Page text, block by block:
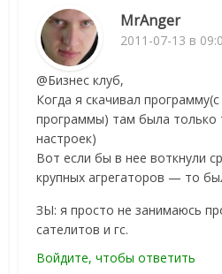
MrAnger
2011-07-13 в
@Бизнес клуб,
Когда я скачивал
программы) там была только
настроек)
Вот если бы в нее воткнули
крупных агрегаторов — то
ЗЫ: я просто не занимаюсь
сателитов и гс.
Войдите, чтобы ответить